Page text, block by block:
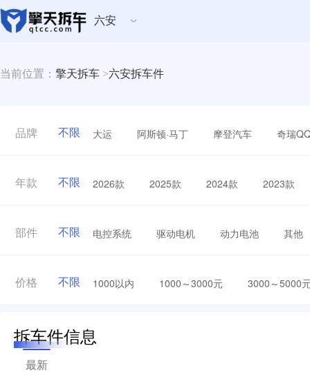
六安
当前位置： 擎天拆车 >六安拆车件
品牌 不限 大运 阿斯顿·马丁 摩登汽车 奇瑞
年款 不限 2026款 2025款 2024款 2023款
部件 不限 电控系统 驱动电机 动力电池 其他
价格 不限 1000以内 1000～3000元 3000～5000
拆车件信息
最新